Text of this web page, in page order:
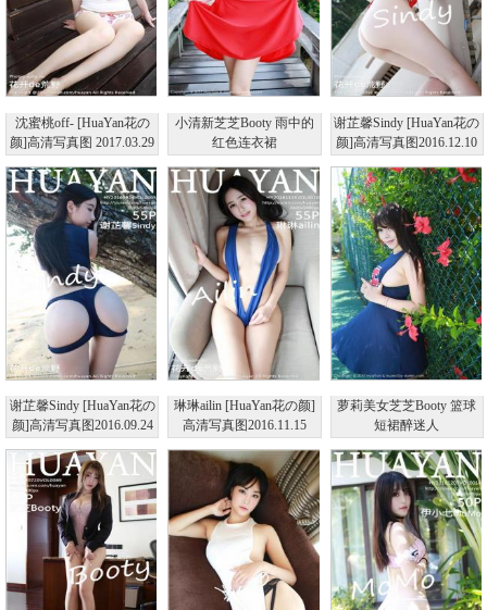
沈蜜桃off- [HuaYan花の
颜]高清写真图 2017.03.29
小清新芝芝Booty 雨中的
红色连衣裙
谢芷馨Sindy [HuaYan花の
颜]高清写真图2016.12.10
谢芷馨Sindy [HuaYan花の
颜]高清写真图2016.09.24
琳琳ailin [HuaYan花の颜]
高清写真图2016.11.15
萝莉美女芝芝Booty 篮球
短裙醉迷人